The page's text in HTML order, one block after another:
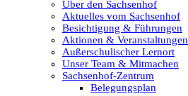
Über den Sachsenhof
Aktuelles vom Sachsenhof
Besichtigung & Führungen
Aktionen & Veranstaltungen
Außerschulischer Lernort
Unser Team & Mitmachen
Sachsenhof-Zentrum
Belegungsplan